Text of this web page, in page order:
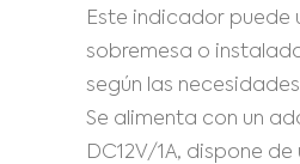
Este indicador puede
sobremesa o
según las
Se alimenta con un
DC12V/1A, dispone